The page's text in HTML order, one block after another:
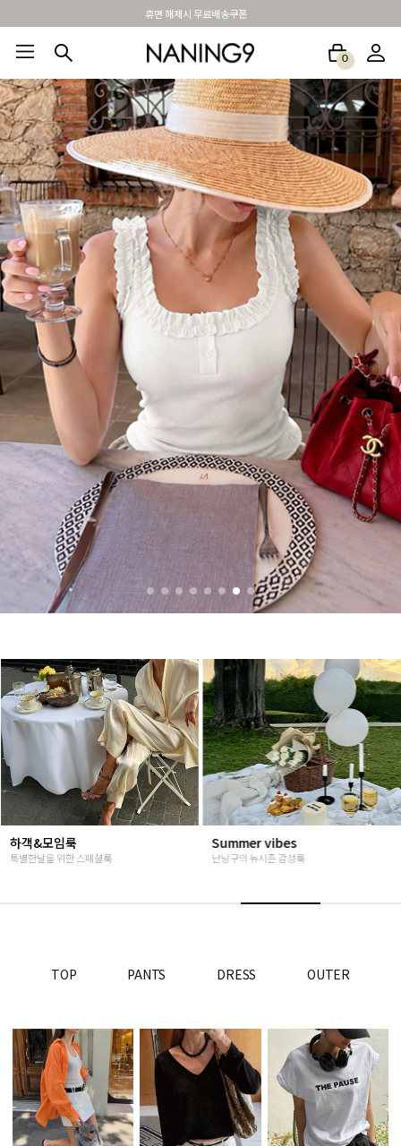
BEST 포토리뷰 - 매주 2명추첨 3만원쿠폰
0
BEST100🤍 NEW5% 베스트재진행 썸머여행룩 아울렛 하객&모임룩
Summer vibes
난닝구의 뉴시즌 감성룩
베스트재진행
고객님들이 인정해주신 Steady seller
TOP PANTS DRESS OUTER